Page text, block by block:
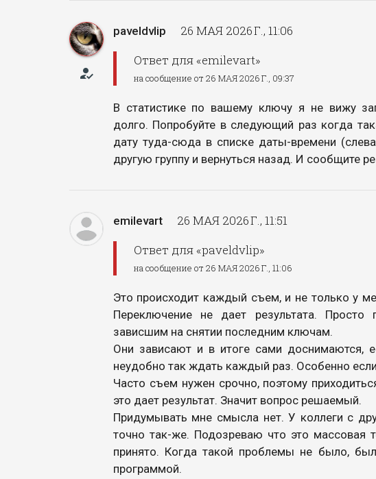
how_to_reg
paveldvlip
26 МАЯ 2026 Г., 11:06
Ответ для «emilevart»
на сообщение от 26 МАЯ 2026 Г., 09:37
В статистике по вашему ключу я не вижу
долго. Попробуйте в следующий раз когда
дату туда-сюда в списке даты-времени
другую группу и вернуться назад. И сообщите
emilevart
26 МАЯ 2026 Г., 11:51
Ответ для «paveldvlip»
на сообщение от 26 МАЯ 2026 Г., 11:06
Это происходит каждый съем, и не только у
Переключение не дает результата. Просто
зависшим на снятии последним ключам.
Они зависают и в итоге сами доснимаются,
неудобно так ждать каждый раз. Особенно
Часто съем нужен срочно, поэтому
это дает результат. Значит вопрос решаемый.
Придумывать мне смысла нет. У коллеги с
точно так-же. Подозреваю что это массовая
принято. Когда такой проблемы не было,
программой.